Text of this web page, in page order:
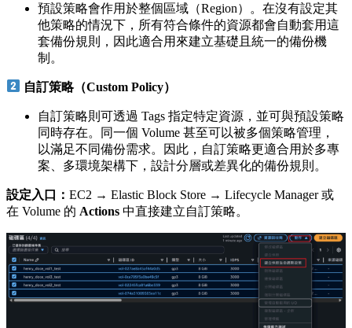
預設策略會作用於整個區域（Region）。在沒有設定其
他策略的情況下，所有符合條件的資源都會自動套用這
套備份規則，因此適合用來建立基礎且統一的備份機
制。
自訂策略（Custom Policy）
自訂策略則可透過 Tags 指定特定資源，並可與預設策略
同時存在。同一個 Volume 甚至可以被多個策略管理，
以滿足不同備份需求。因此，自訂策略更適合用於多專
案、多環境架構下，設計分層或差異化的備份規則。
設定入口： EC2 → Elastic Block Store → Lifecycle Manager 或
在 Volume 的 Actions 中直接建立自訂策略。